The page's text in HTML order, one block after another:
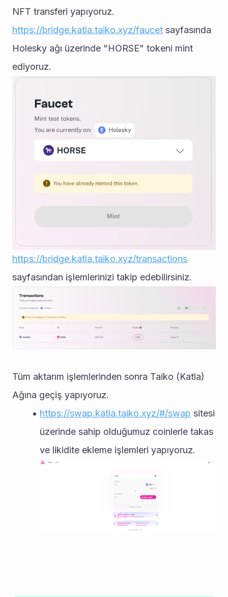
NFT transferi yapıyoruz.
https://bridge.katla.taiko.xyz/faucet sayfasında
Holesky ağı üzerinde "HORSE" tokeni mint
ediyoruz.
https://bridge.katla.taiko.xyz/transactions
sayfasından işlemlerinizi takip edebilirsiniz.
Tüm aktarım işlemlerinden sonra Taiko (Katla)
Ağına geçiş yapıyoruz.
https://swap.katla.taiko.xyz/#/swap sitesi
üzerinde sahip olduğumuz coinlerle takas
ve likidite ekleme işlemleri yapıyoruz.